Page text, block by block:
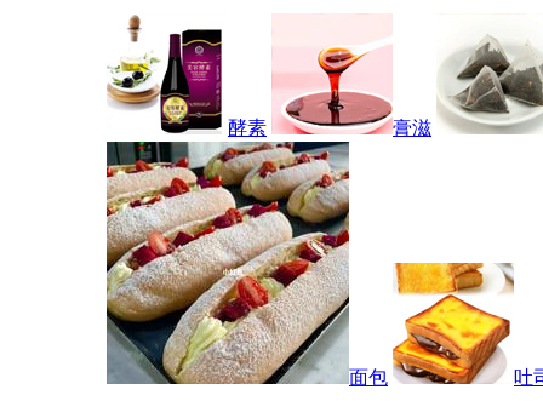
酵素 膏滋
面包 吐